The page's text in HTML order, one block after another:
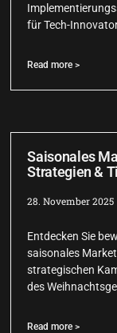
für Tech-
Read more >
Saisonales
Strategien &
28. November 2025
Entdecken Sie
saisonales
strategischen
des
Read more >